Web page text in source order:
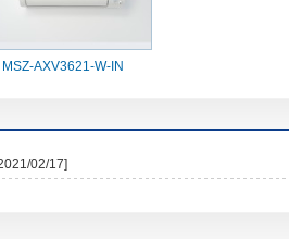
MSZ-AXV3621-W-IN
02/17]